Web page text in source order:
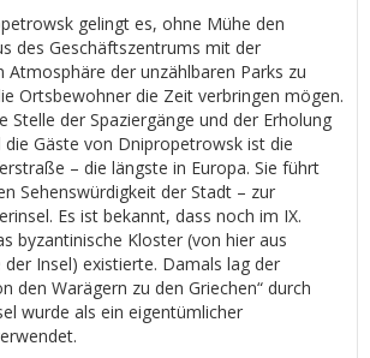
gelingt es, ohne Mühe den
des Geschäftszentrums mit der
Atmosphäre der unzählbaren Parks zu
Ortsbewohner die Zeit verbringen mögen.
Stelle der Spaziergänge und der Erholung
Gäste von Dnipropetrowsk ist die
– die längste in Europa. Sie führt
Sehenswürdigkeit der Stadt – zur
Es ist bekannt, dass noch im IX.
byzantinische Kloster (von hier aus
Insel) existierte. Damals lag der
den Warägern zu den Griechen“ durch
wurde als ein eigentümlicher